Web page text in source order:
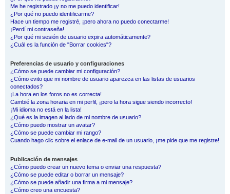
Me he registrado ¡y no me puedo identificar!
¿Por qué no puedo identificarme?
Hace un tiempo me registré, ¡pero ahora no puedo conectarme!
¡Perdí mi contraseña!
¿Por qué mi sesión de usuario expira automáticamente?
¿Cuál es la función de "Borrar cookies"?
Preferencias de usuario y configuraciones
¿Cómo se puede cambiar mi configuración?
¿Cómo evito que mi nombre de usuario aparezca en las listas de usuarios
conectados?
¡La hora en los foros no es correcta!
Cambié la zona horaria en mi perfil, ¡pero la hora sigue siendo incorrecto!
¡Mi idioma no está en la lista!
¿Qué es la imagen al lado de mi nombre de usuario?
¿Cómo puedo mostrar un avatar?
¿Cómo se puede cambiar mi rango?
Cuando hago clic sobre el enlace de e-mail de un usuario, ¡me pide que me registre!
Publicación de mensajes
¿Cómo puedo crear un nuevo tema o enviar una respuesta?
¿Cómo se puede editar o borrar un mensaje?
¿Cómo se puede añadir una firma a mi mensaje?
¿Cómo creo una encuesta?